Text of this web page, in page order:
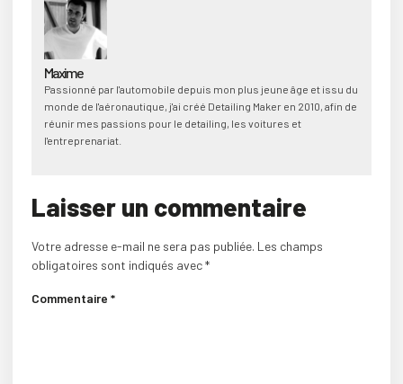
Maxime
Passionné par l'automobile depuis mon plus jeune âge et issu du
monde de l'aéronautique, j'ai créé Detailing Maker en 2010, afin de
réunir mes passions pour le detailing, les voitures et
l'entreprenariat.
Laisser un commentaire
Votre adresse e-mail ne sera pas publiée. Les champs
obligatoires sont indiqués avec*
Commentaire *